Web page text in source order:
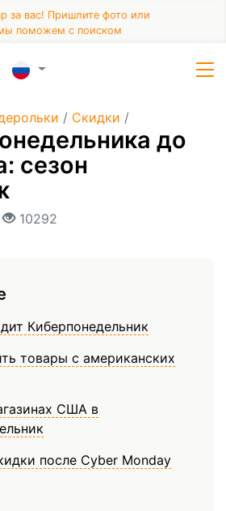
за вас! Пришлите фото или
поможем с поиском
/ Скидки /
до
сезон
10292
Киберпонедельник
товары с американских
США в
после Cyber Monday